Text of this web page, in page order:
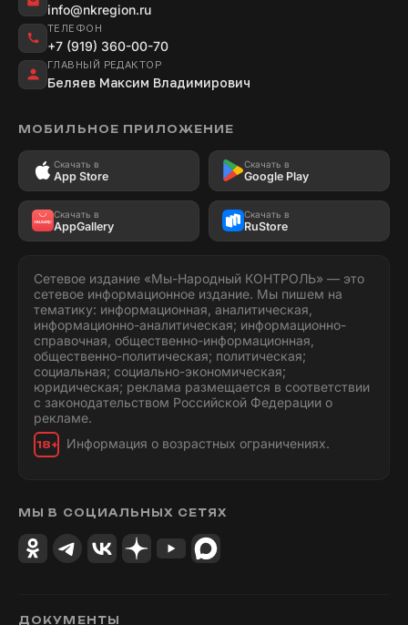
info@nkregion.ru
ТЕЛЕФОН
+7 (919) 360-00-70
ГЛАВНЫЙ РЕДАКТОР
Беляев Максим Владимирович
МОБИЛЬНОЕ ПРИЛОЖЕНИЕ
Скачать в
App Store
Скачать в
Google Play
Скачать в
AppGallery
Скачать в
RuStore
Сетевое издание «Мы-Народный КОНТРОЛЬ» — это
сетевое информационное издание. Мы пишем на
тематику: информационная, аналитическая,
информационно-аналитическая; информационно-
справочная, общественно-информационная,
общественно-политическая; политическая;
социальная; социально-экономическая;
юридическая; реклама размещается в соответствии
с законодательством Российской Федерации о
рекламе.
18+ Информация о возрастных ограничениях.
МЫ В СОЦИАЛЬНЫХ СЕТЯХ
ДОКУМЕНТЫ